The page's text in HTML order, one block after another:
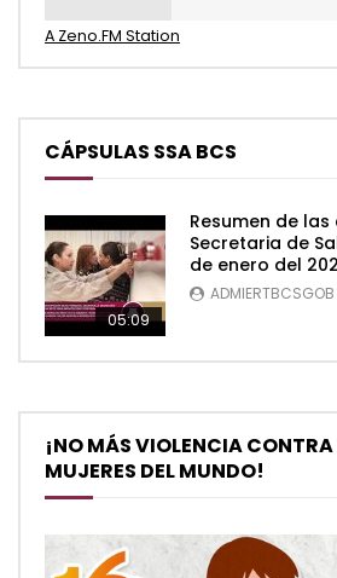
A Zeno.FM Station
CÁPSULAS SSA BCS
05:09
Resumen de
Secretaria de
de enero del
ADMIERTBCSGOB
¡NO MÁS VIOLENCIA CONTRA
MUJERES DEL MUNDO!